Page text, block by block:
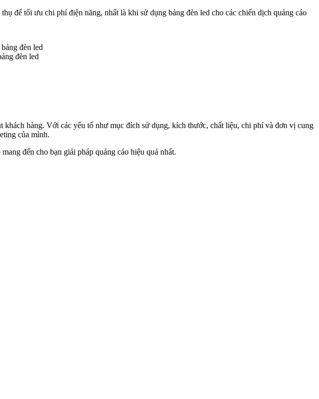
để tối ưu chi phí điện năng, nhất là khi sử dụng bảng đèn led cho các chiến dịch quảng cáo
đèn led
khách hàng. Với các yếu tố như mục đích sử dụng, kích thước, chất liệu, chi phí và đơn vị cung
của mình.
đến cho bạn giải pháp quảng cáo hiệu quả nhất.